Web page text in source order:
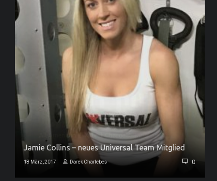
Jamie Collins – neues Universal Team Mitglied
18 März, 2017 Darek Charlebes 0